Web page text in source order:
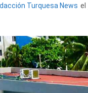
Turquesa News el